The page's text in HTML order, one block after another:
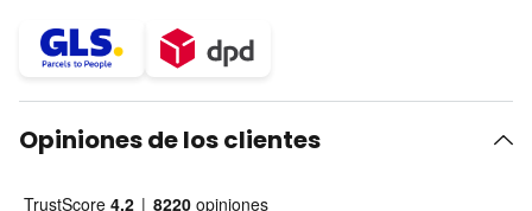
Opiniones de los clientes